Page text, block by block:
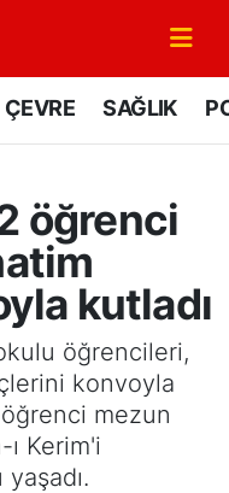
ÇEVRE SAĞLIK
öğrenci
kutladı
öğrencileri,
konvoyla
mezun
Kerim'i
Fikstür